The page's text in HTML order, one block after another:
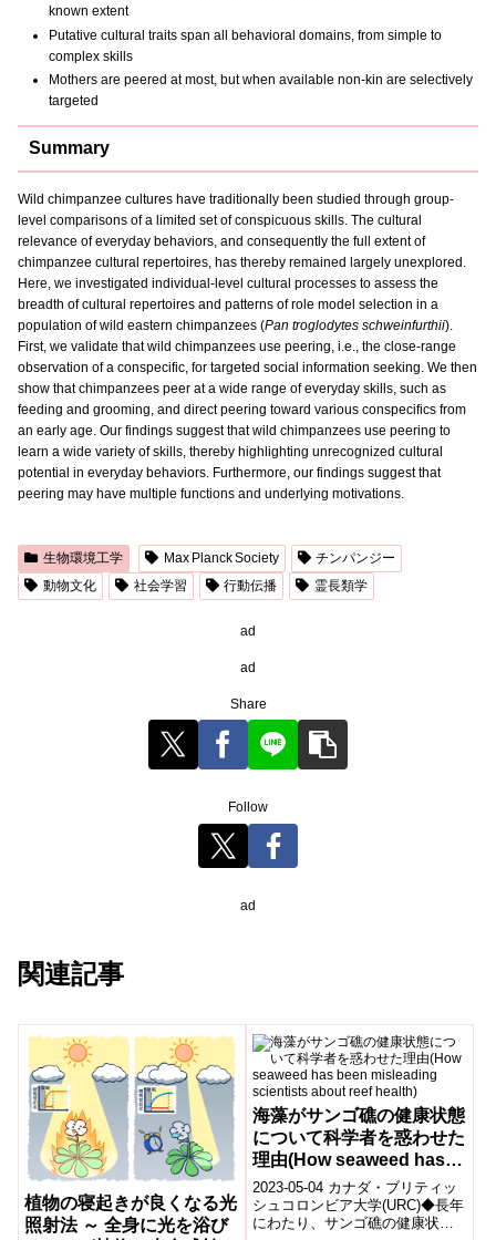
known extent
Putative cultural traits span all behavioral domains, from simple to
complex skills
Mothers are peered at most, but when available non-kin are selectively
targeted
Summary
Wild chimpanzee cultures have traditionally been studied through group-
level comparisons of a limited set of conspicuous skills. The cultural
relevance of everyday behaviors, and consequently the full extent of
chimpanzee cultural repertoires, has thereby remained largely unexplored.
Here, we investigated individual-level cultural processes to assess the
breadth of cultural repertoires and patterns of role model selection in a
population of wild eastern chimpanzees (Pan troglodytes schweinfurthii).
First, we validate that wild chimpanzees use peering, i.e., the close-range
observation of a conspecific, for targeted social information seeking. We then
show that chimpanzees peer at a wide range of everyday skills, such as
feeding and grooming, and direct peering toward various conspecifics from
an early age. Our findings suggest that wild chimpanzees use peering to
learn a wide variety of skills, thereby highlighting unrecognized cultural
potential in everyday behaviors. Furthermore, our findings suggest that
peering may have multiple functions and underlying motivations.
生物環境工学 Max Planck Society
チンパンジー
動物文化
社会学習 行動伝播 霊長類学
ad
ad
Share
Follow
ad
関連記事
植物の寝起きが良くなる光
照射法 ～ 全身に光を浴び
海藻がサンゴ礁の健康状態
について科学者を惑わせた
理由(How seaweed has
been misleading
scientists about reef
health)
2023-05-04 カナダ・ブリティッ
シュコロンビア大学(URC)◆長年
にわたり、サンゴ礁の健康状態